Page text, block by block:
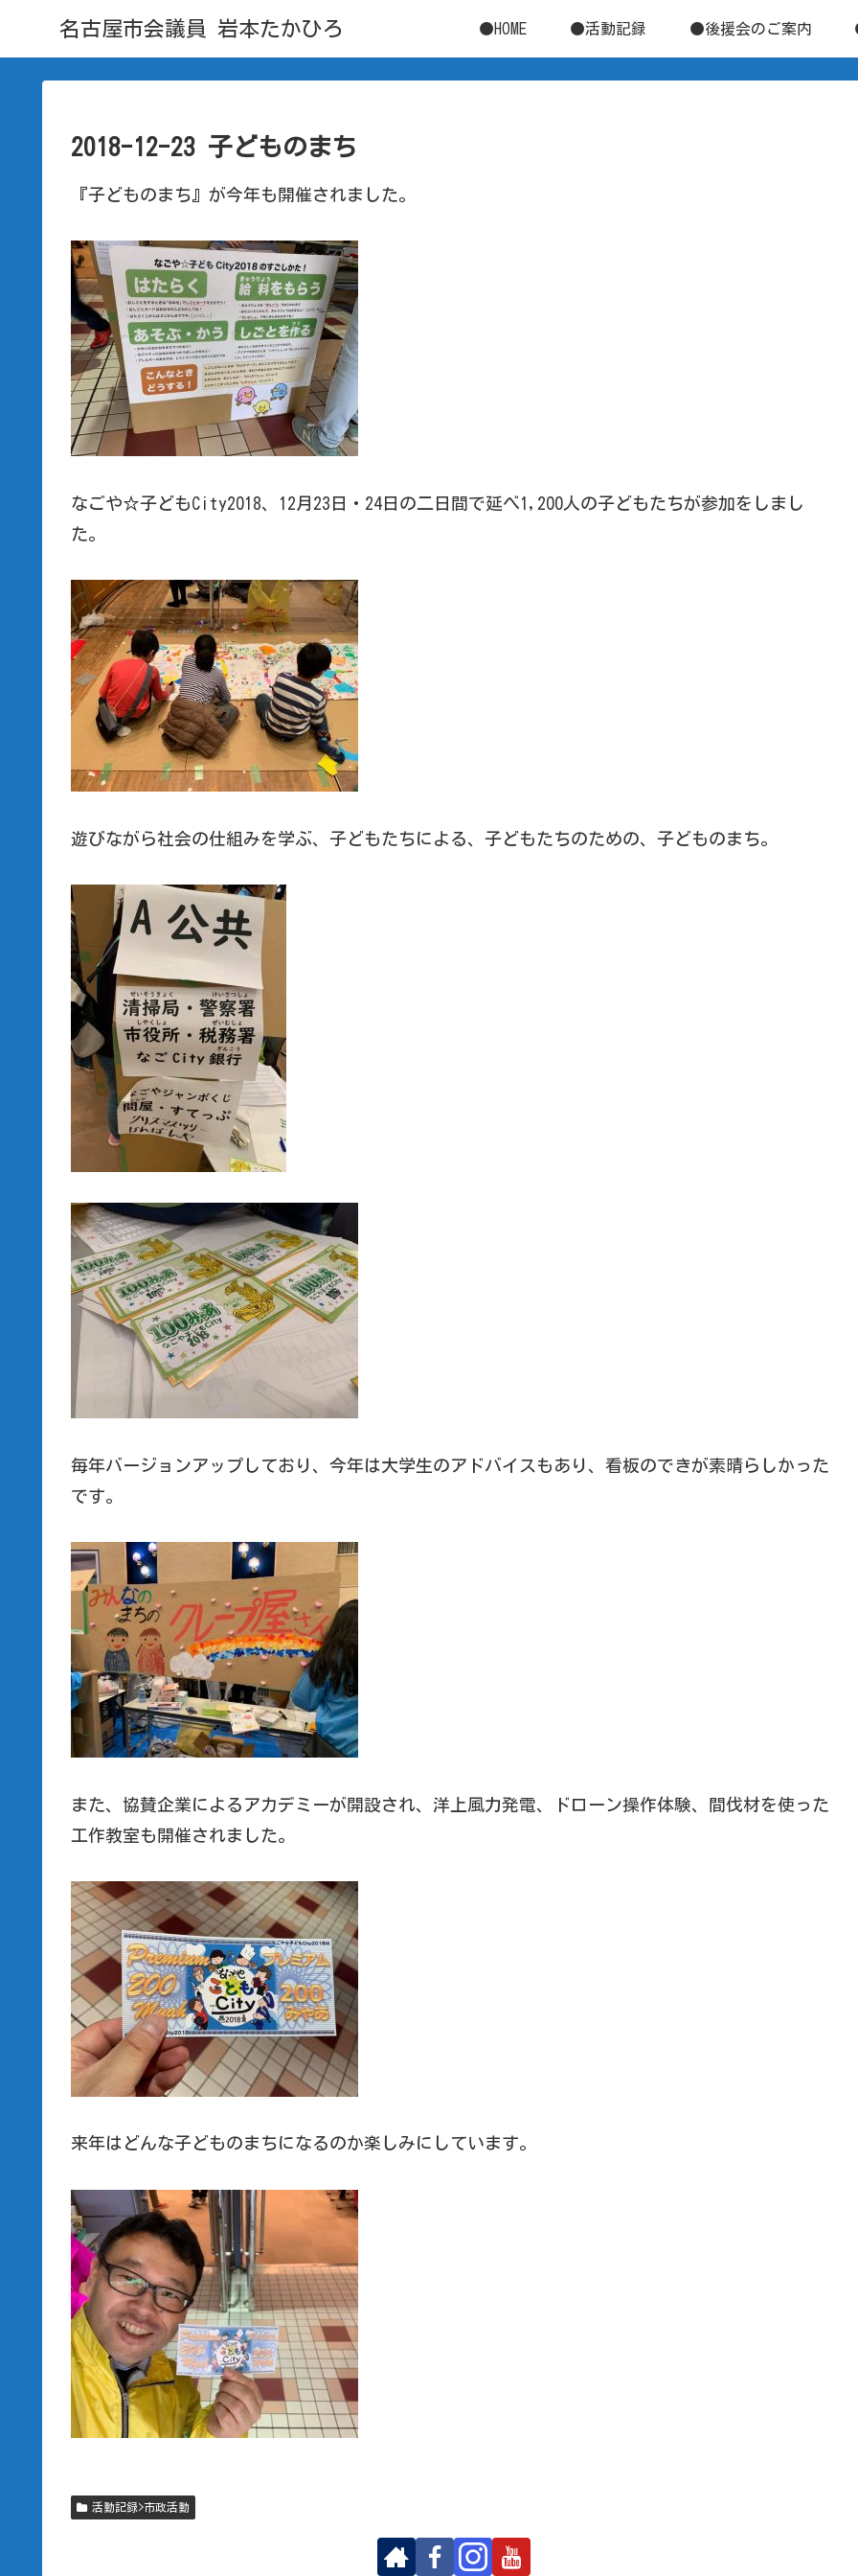
名古屋市会議員 岩本たかひろ ●HOME ●活動記録 ●後援会のご案内
2018-12-23 子どものまち
『子どものまち』が今年も開催されました。
なごや☆子どもCity2018、12月23日・24日の二日間で延べ1,200人の子どもたちが参加をしまし
た。
遊びながら社会の仕組みを学ぶ、子どもたちによる、子どもたちのための、子どものまち。
毎年バージョンアップしており、今年は大学生のアドバイスもあり、看板のできが素晴らしかった
です。
また、協賛企業によるアカデミーが開設され、洋上風力発電、ドローン操作体験、間伐材を使った
工作教室も開催されました。
来年はどんな子どものまちになるのか楽しみにしています。
活動記録>市政活動